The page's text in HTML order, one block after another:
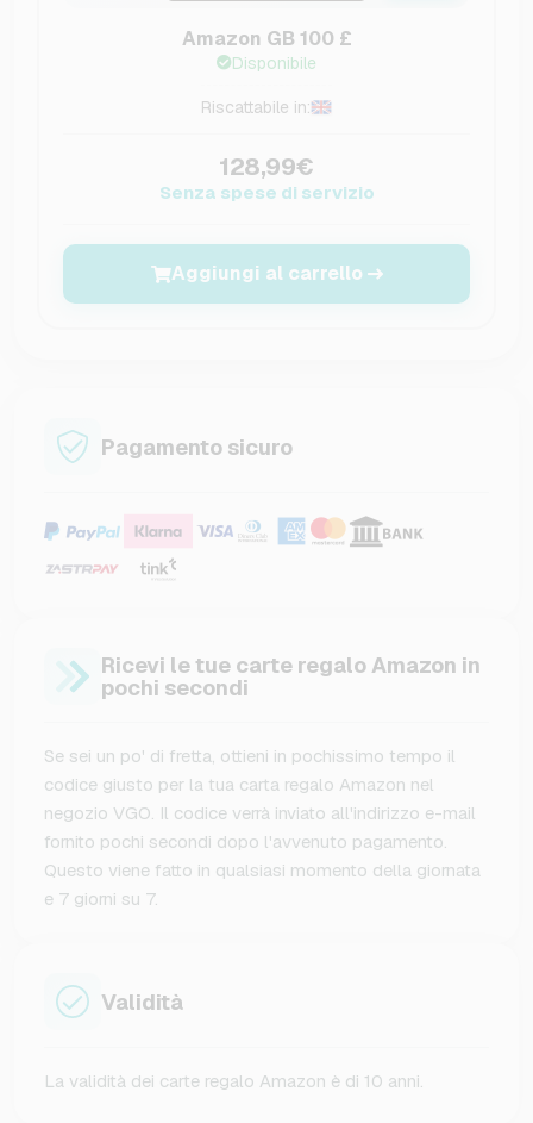
Amazon GB 100 £
Disponibile
Riscattabile in:
128,99€
Senza spese di servizio
Aggiungi al carrello
Pagamento sicuro
Ricevi le tue carte regalo Amazon in
pochi secondi
Se sei un po' di fretta, ottieni in pochissimo tempo il
codice giusto per la tua carta regalo Amazon nel
negozio VGO. Il codice verrà inviato all'indirizzo e-mail
fornito pochi secondi dopo l'avvenuto pagamento.
Questo viene fatto in qualsiasi momento della giornata
e 7 giorni su 7.
Validità
La validità dei carte regalo Amazon è di 10 anni.